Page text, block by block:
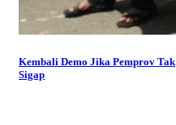
Kembali Demo Jika Pemprov Tak
Sigap